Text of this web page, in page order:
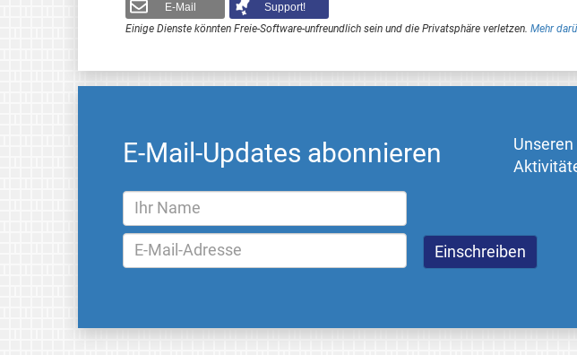
E-Mail
Support!
Einige Dienste könnten Freie-Software-unfreundlich sein und die Privatsphäre verletzen. Mehr
E-Mail-Updates abonnieren